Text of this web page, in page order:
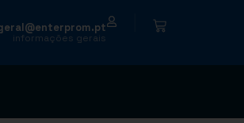
informações gerais